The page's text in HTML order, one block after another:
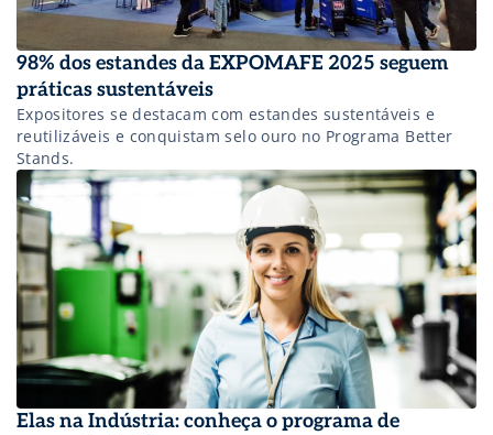
98% dos estandes da EXPOMAFE 2025 seguem
práticas sustentáveis
Expositores se destacam com estandes sustentáveis e
reutilizáveis e conquistam selo ouro no Programa Better
Stands.
Elas na Indústria: conheça o programa de